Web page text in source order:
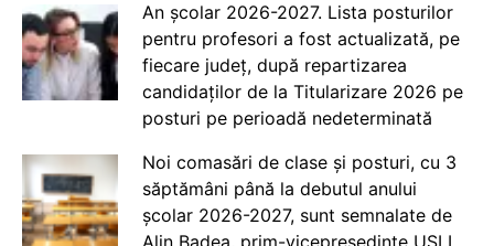
An școlar 2026-2027. Lista posturilor
pentru profesori a fost actualizată, pe
fiecare județ, după repartizarea
candidaților de la Titularizare 2026 pe
posturi pe perioadă nedeterminată
Noi comasări de clase și posturi, cu 3
săptămâni până la debutul anului
școlar 2026-2027, sunt semnalate de